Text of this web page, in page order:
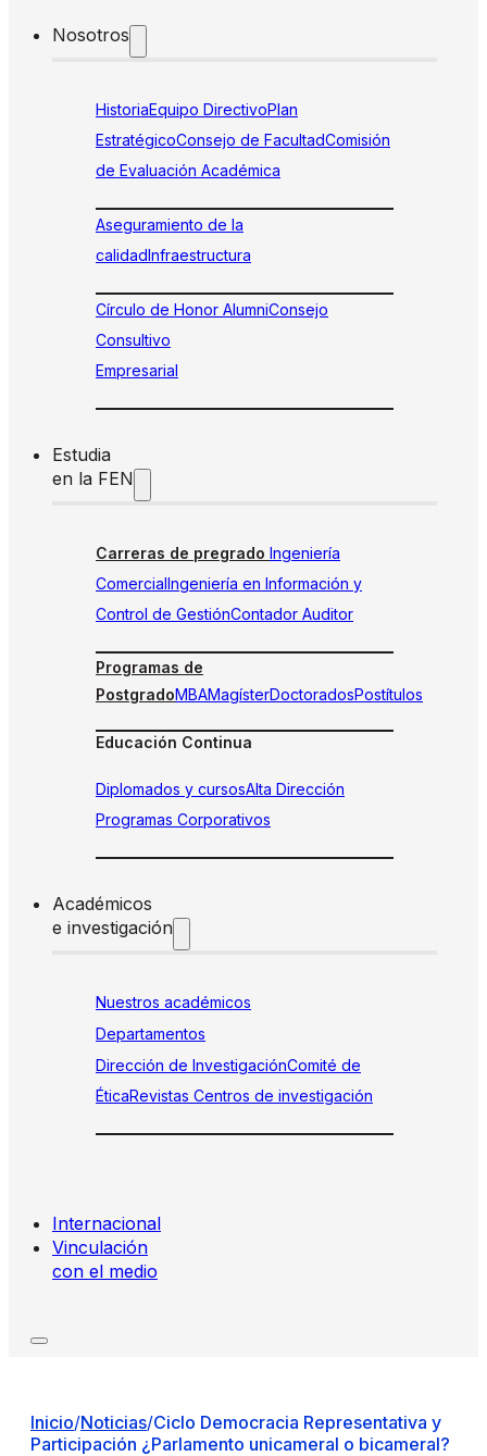
Nosotros
HistoriaEquipo DirectivoPlan
EstratégicoConsejo de FacultadComisión
de Evaluación Académica
Aseguramiento de la
calidadInfraestructura
Círculo de Honor AlumniConsejo
Consultivo
Empresarial
Estudia
en la FEN
Carreras de pregrado Ingeniería
ComercialIngeniería en Información y
Control de GestiónContador Auditor
Programas de
PostgradoMBAMagísterDoctoradosPostítulos
Educación Continua
Diplomados y cursosAlta Dirección
Programas Corporativos
Académicos
e investigación
Nuestros académicos
Departamentos
Dirección de InvestigaciónComité de
ÉticaRevistas Centros de investigación
Internacional
Vinculación
con el medio
Inicio/Noticias/Ciclo Democracia Representativa y
Participación ¿Parlamento unicameral o bicameral?